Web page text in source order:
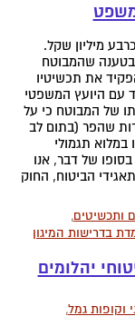
מיליון שקל.
בטענה שהמבוטח
את תכשיטיו
עם היועץ המשפטי
של המבוטח כי על
שהפר (בתום לב
תגמולי
בסופו של דבר, אנו
הביטוח, החוק
ותכשיטים,
בדרישות המיגון
וקופות גמל,